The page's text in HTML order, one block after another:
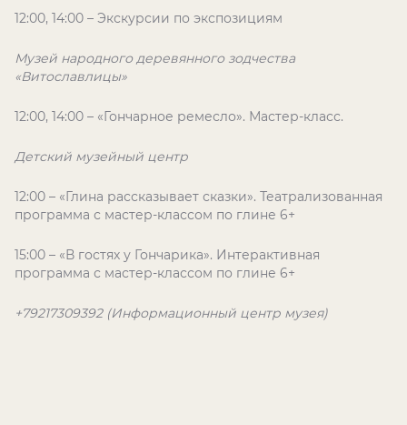
12:00, 14:00 – Экскурсии по экспозициям
Музей народного деревянного зодчества
«Витославлицы»
12:00, 14:00 – «Гончарное ремесло». Мастер-класс.
Детский музейный центр
12:00 – «Глина рассказывает сказки». Театрализованная
программа с мастер-классом по глине 6+
15:00 – «В гостях у Гончарика». Интерактивная
программа с мастер-классом по глине 6+
+79217309392 (Информационный центр музея)